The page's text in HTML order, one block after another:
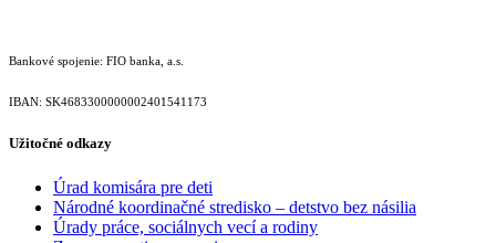
Bankové spojenie: FIO banka, a.s.
IBAN: SK46833000000­02401541173
Užitočné odkazy
Úrad komisára pre deti
Národné koordinačné stredisko – detstvo bez násilia
Úrady práce, sociálnych vecí a rodiny